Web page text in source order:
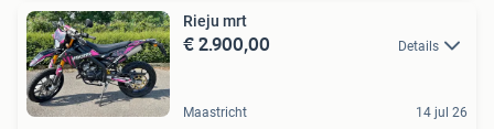
Rieju mrt
€ 2.900,00 Details
Maastricht 14 jul 26